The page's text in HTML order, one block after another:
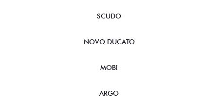
SCUDO
NOVO DUCATO
MOBI
ARGO